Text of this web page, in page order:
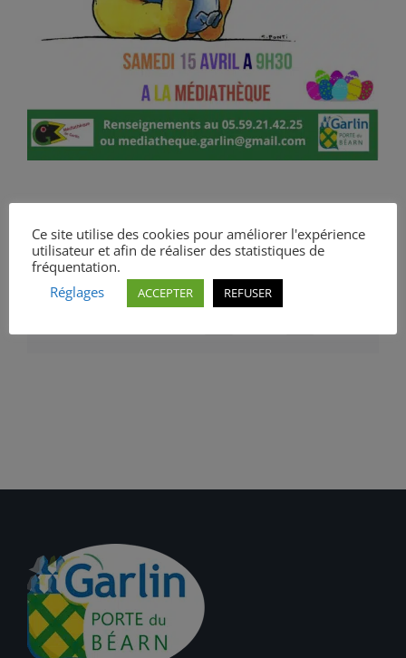
Partagez cet
Ce site utilise des cookies pour améliorer l'expérience
utilisateur et afin de réaliser des statistiques de
fréquentation.
Réglages
ACCEPTER REFUSER